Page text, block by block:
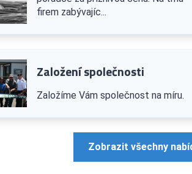
firem zabývajíc...
Založení společnosti
Založíme Vám společnost na míru.
Zobrazit všechny